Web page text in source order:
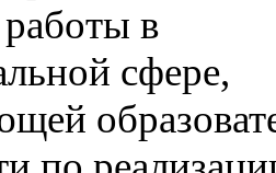
в
сфере,